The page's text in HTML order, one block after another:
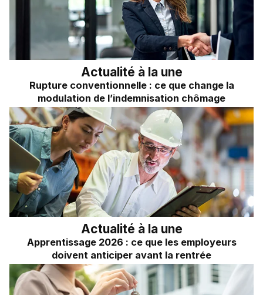
Actualité à la une
Rupture conventionnelle : ce que change la
modulation de l’indemnisation chômage
Actualité à la une
Apprentissage 2026 : ce que les employeurs
doivent anticiper avant la rentrée